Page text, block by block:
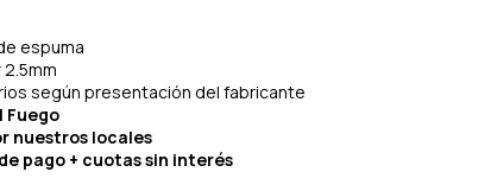
espuma
según presentación del fabricante
Fuego
nuestros locales
pago + cuotas sin interés